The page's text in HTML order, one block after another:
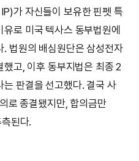
가 자신들이 보유한 핀펫 특
로 미국 텍사스 동부법원에
법원의 배심원단은 삼성전자
고, 이후 동부지법은 최종 2
판결을 선고했다. 결국 사
로 종결됐지만, 합의금만
된다.